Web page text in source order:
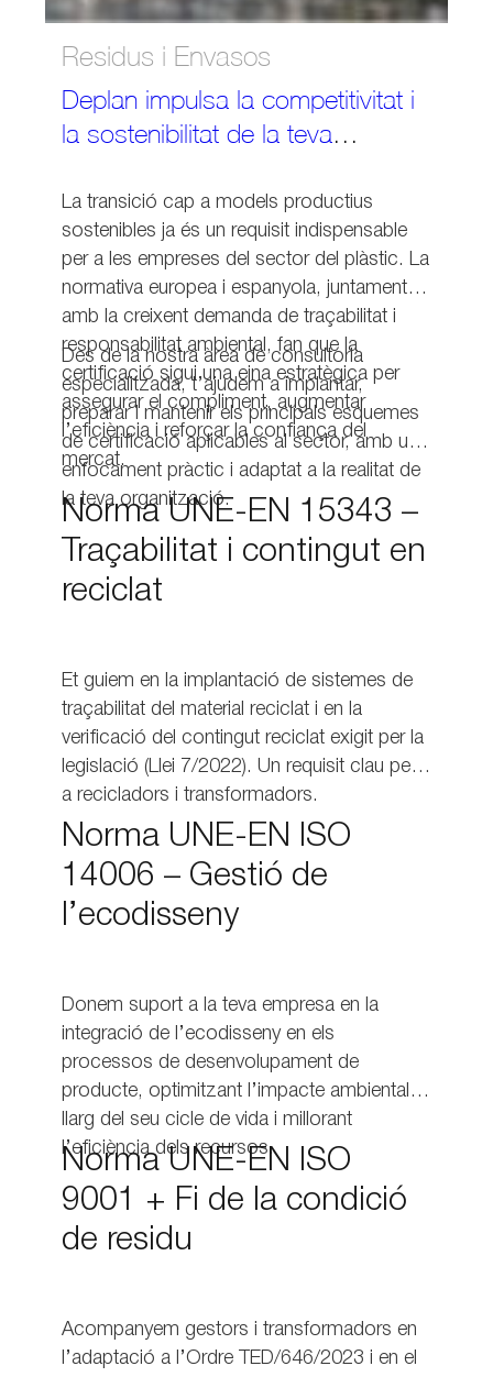
Residus i Envasos
Deplan impulsa la competitivitat i
la sostenibilitat de la teva
clau del sector del plàstic
La transició cap a models productius
sostenibles ja és un requisit indispensable
per a les empreses del sector del plàstic. La
normativa europea i espanyola, juntament
amb la creixent demanda de traçabilitat i
responsabilitat ambiental, fan que la
certificació sigui una eina estratègica per
assegurar el compliment, augmentar
l’eficiència i reforçar la confiança del
mercat.
Des de la nostra àrea de consultoria
especialitzada, t’ajudem a implantar,
preparar i mantenir els principals esquemes
de certificació aplicables al sector, amb un
enfocament pràctic i adaptat a la realitat de
la teva organització.
Norma UNE-EN 15343 –
Traçabilitat i contingut en
reciclat
Et guiem en la implantació de sistemes de
traçabilitat del material reciclat i en la
verificació del contingut reciclat exigit per la
legislació (Llei 7/2022). Un requisit clau per
a recicladors i transformadors.
Norma UNE-EN ISO
14006 – Gestió de
l’ecodisseny
Donem suport a la teva empresa en la
integració de l’ecodisseny en els
processos de desenvolupament de
producte, optimitzant l’impacte ambiental al
llarg del seu cicle de vida i millorant
l’eficiència dels recursos.
Norma UNE-EN ISO
9001 + Fi de la condició
de residu
Acompanyem gestors i transformadors en
l’adaptació a l’Ordre TED/646/2023 i en el